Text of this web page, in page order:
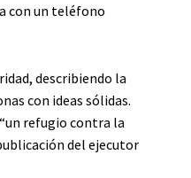
con un teléfono
describiendo la
con ideas sólidas.
refugio contra la
del ejecutor